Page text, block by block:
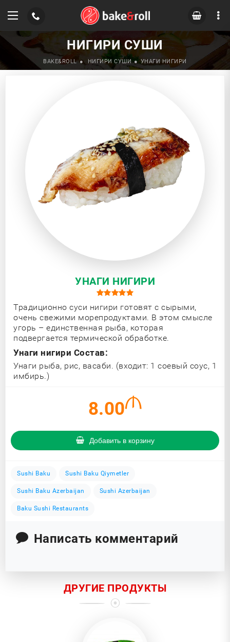
НИГИРИ СУШИ
BAKE&ROLL НИГИРИ СУШИ УНАГИ НИГИРИ
УНАГИ НИГИРИ
Традиционно суси нигири готовят с сырыми,
очень свежими морепродуктами. В этом смысле
угорь – единственная рыба, которая
подвергается термической обработке.
Унаги нигири Состав:
Унаги рыба, рис, васаби. (входит: 1 соевый соус, 1
имбирь.)
8.00
Добавить в корзину
Sushi Baku Sushi Baku Qiymetler
Sushi Baku Azerbaijan Sushi Azerbaijan
Baku Sushi Restaurants
Написать комментарий
ДРУГИЕ ПРОДУКТЫ